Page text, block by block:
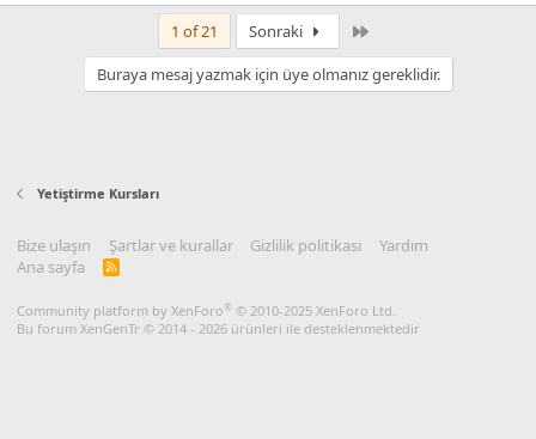
1 of 21 Sonraki
Buraya mesaj yazmak için üye olmanız gereklidir.
Yetiştirme Kursları
Bize ulaşın Şartlar ve kurallar Gizlilik politikası
Yardım
Ana sayfa
R
Community platform by XenForo® © 2010-2025 XenForo Ltd.
Bu forum XenGenTr © 2014 - 2026 ürünleri ile desteklenmektedir